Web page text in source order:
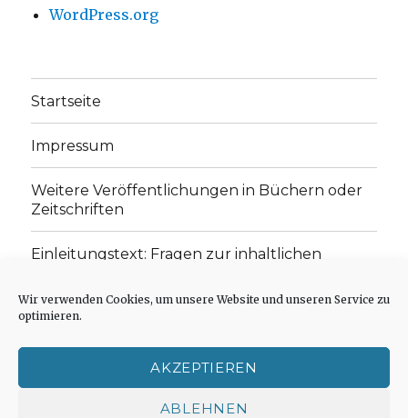
Wir verwenden Cookies, um unsere Website und unseren Service zu
optimieren.
AKZEPTIEREN
ABLEHNEN
WordPress.org
Startseite
Impressum
Weitere Veröffentlichungen in Büchern oder
Zeitschriften
Einleitungstext: Fragen zur inhaltlichen
„schwachen Glaubens“
Cookie-Richtlinie (EU)